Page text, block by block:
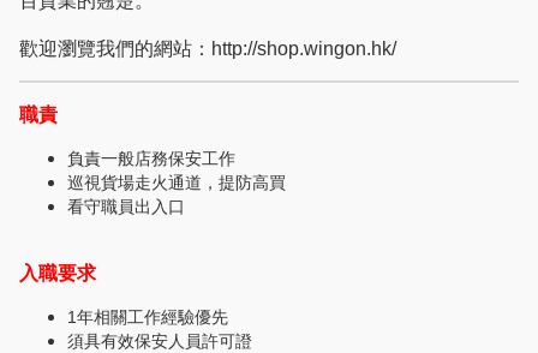
歡迎瀏覽我們的網站：http://shop.wingon.hk/
職責
負責一般店務保安工作
巡視貨場走火通道，提防高買
看守職員出入口
入職要求
1年相關⼯作經驗優先
須具有效保安人員許可證